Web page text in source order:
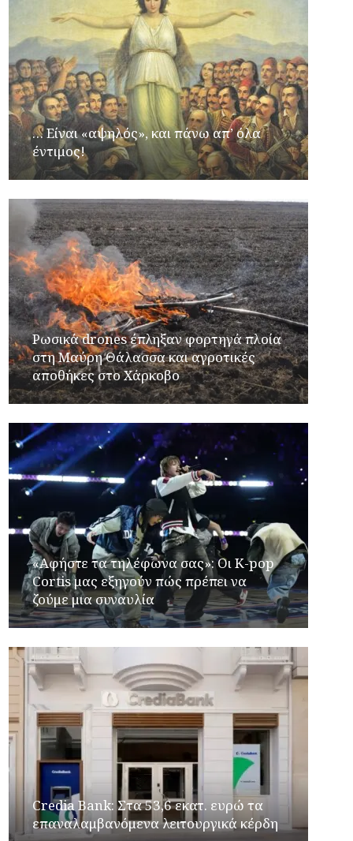
… Είναι «αψηλός», και πάνω απ’ όλα
έντιμος!
Ρωσικά drones έπληξαν φορτηγά πλοία
στη Μαύρη Θάλασσα και αγροτικές
αποθήκες στο Χάρκοβο
«Αφήστε τα τηλέφωνα σας»: Οι K-pop
Cortis μας εξηγούν πώς πρέπει να
ζούμε μια συναυλία
Credia Bank: Στα 53,6 εκατ. ευρώ τα
επαναλαμβανόμενα λειτουργικά κέρδη